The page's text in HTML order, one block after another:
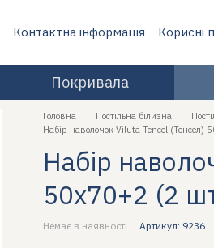
Контактна інформація
Корисні
Покривала
Головна Постільна білизна
Набір наволочок Viluta Tencel (Тенсел)
Набір
50х70+2 (2
Немає в наявності Артикул: 9236